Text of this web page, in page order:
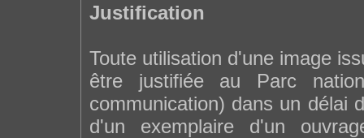
Justification
Toute utilisation d'une image
être justifiée au Parc
communication) dans un délai
d'un exemplaire d'un